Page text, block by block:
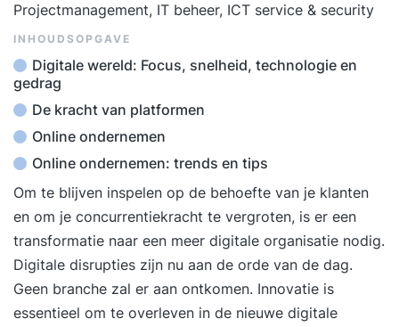
Projectmanagement, IT beheer, ICT service & security
INHOUDSOPGAVE
Digitale wereld: Focus, snelheid, technologie en
gedrag
De kracht van platformen
Online ondernemen
Online ondernemen: trends en tips
Om te blijven inspelen op de behoefte van je klanten
en om je concurrentiekracht te vergroten, is er een
transformatie naar een meer digitale organisatie nodig.
Digitale disrupties zijn nu aan de orde van de dag.
Geen branche zal er aan ontkomen. Innovatie is
essentieel om te overleven in de nieuwe digitale